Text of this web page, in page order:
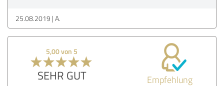
25.08.2019 A.
5,00 von 5
SEHR GUT Empfehlung